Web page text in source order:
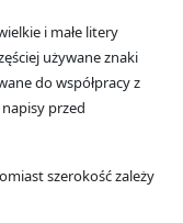
i małe litery
używane znaki
do współpracy z
napisy przed
szerokość zależy